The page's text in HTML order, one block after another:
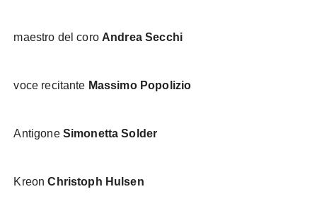
maestro del coroAndrea Secchi
voce recitante Massimo Popolizio
AntigoneSimonetta Solder
Kreon Christoph Hulsen